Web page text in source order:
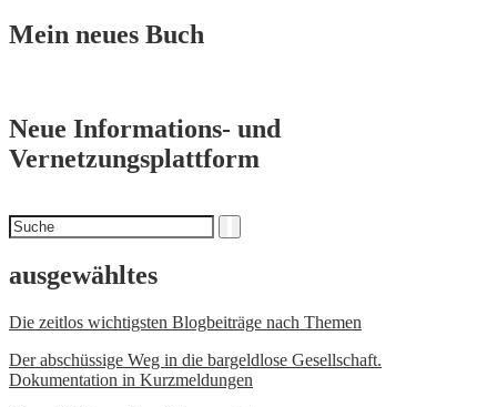
Mein neues Buch
Neue Informations- und
Vernetzungsplattform
Suchen
nach
ausgewähltes
Die zeitlos wichtigsten Blogbeiträge nach Themen
Der abschüssige Weg in die bargeldlose Gesellschaft.
Dokumentation in Kurzmeldungen